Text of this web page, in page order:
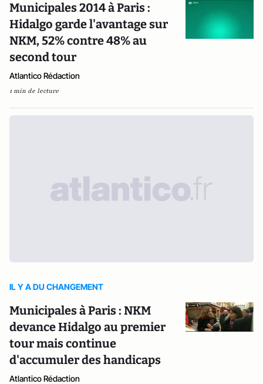
Municipales 2014 à Paris :
Hidalgo garde l'avantage sur
NKM, 52% contre 48% au
second tour
Atlantico Rédaction
1 min de lecture
IL Y A DU CHANGEMENT
Municipales à Paris : NKM
devance Hidalgo au premier
tour mais continue
d'accumuler des handicaps
Atlantico Rédaction